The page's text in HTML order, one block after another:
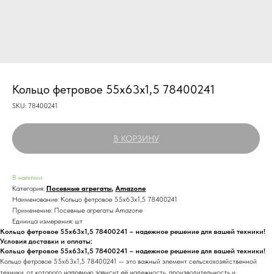
Кольцо фетровое 55х63х1,5 78400241
SKU: 78400241
В КОРЗИНУ
В наличии
Категория: Посевные агрегаты, Amazone
Наименование: Кольцо фетровое 55х63х1,5 78400241
Применение: Посевные агрегаты Amazone
Единица измерения: шт
Кольцо фетровое 55х63х1,5 78400241 – надежное решение для вашей техники!
Условия доставки и оплаты:
Кольцо фетровое 55х63х1,5 78400241 – надежное решение для вашей техники!
Кольцо фетровое 55х63х1,5 78400241 — это важный элемент сельскохозяйственной
техники, от которого напрямую зависит её надежность, производительность и